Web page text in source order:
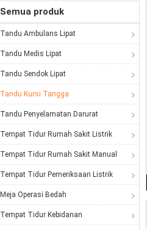
Semua produk
Tandu Ambulans Lipat
Tandu Medis Lipat
Tandu Sendok Lipat
Tandu Kursi Tangga
Tandu Penyelamatan Darurat
Tempat Tidur Rumah Sakit Listrik
Tempat Tidur Rumah Sakit Manual
Tempat Tidur Pemeriksaan Listrik
Meja Operasi Bedah
Tempat Tidur Kebidanan